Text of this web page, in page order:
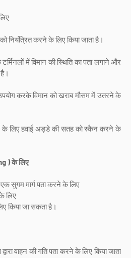
नियंत्रित करने के लिए किया जाता है।
में विमान की स्थिति का पता लगाने और
करके विमान को खराब मौसम में उतरने के
के लिए हवाई अड्डे की सतह को स्कैन करने के
) के लिए
सुगम मार्ग पता करने के लिए
लिए
किया जा सकता है।
वाहन की गति पता करने के लिए किया जाता